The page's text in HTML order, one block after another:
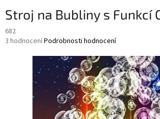
Stroj na Bubliny s Funkcí
682
Průměrné
3 hodnoceníPodrobnosti hodnocení